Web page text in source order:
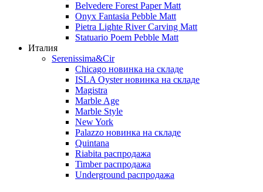
Belvedere Forest Paper Matt
Onyx Fantasia Pebble Matt
Pietra Lighte River Carving Matt
Statuario Poem Pebble Matt
Италия
Serenissima&Cir
Chicago новинка на складе
ISLA Oyster новинка на складе
Magistra
Marble Age
Marble Style
New York
Palazzo новинка на складе
Quintana
Riabita распродажа
Timber распродажа
Underground распродажа